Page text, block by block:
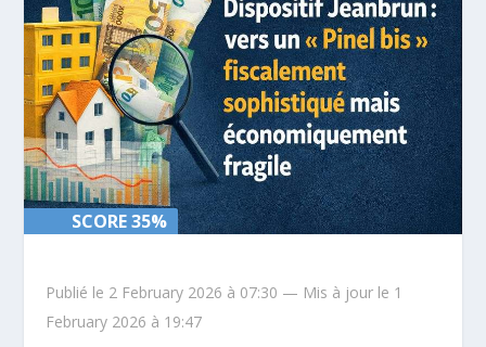
SCORE 35%
SCORE 35%
Publié le 2 February 2026 à 07:30 — Mis à jour le 1
February 2026 à 19:47